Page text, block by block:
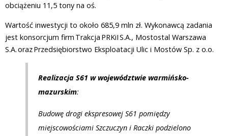
obciążeniu 11,5 tony na oś.
Wartość inwestycji to około 685,9 mln zł. Wykonawcą zadania
jest konsorcjum firm Trakcja PRKiI S.A., Mostostal Warszawa
S.A. oraz Przedsiębiorstwo Eksploatacji Ulic i Mostów Sp. z o.o.
Realizacja S61 w województwie warmińsko-
mazurskim:
Budowę drogi ekspresowej S61 pomiędzy
miejscowościami Szczuczyn i Raczki podzielono